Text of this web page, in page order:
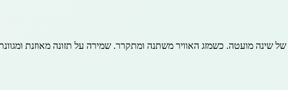
שינה מועטה. כשמזג האוויר משתנה ומתקרר. שמירה על תזונה מאוזנת